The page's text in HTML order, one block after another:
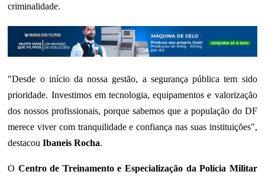
criminalidade.
"Desde o início da nossa gestão, a segurança pública tem sido
prioridade. Investimos em tecnologia, equipamentos e valorização
dos nossos profissionais, porque sabemos que a população do DF
merece viver com tranquilidade e confiança nas suas instituições",
destacouIbaneis Rocha.
O Centro de Treinamento e Especialização da Polícia Militar